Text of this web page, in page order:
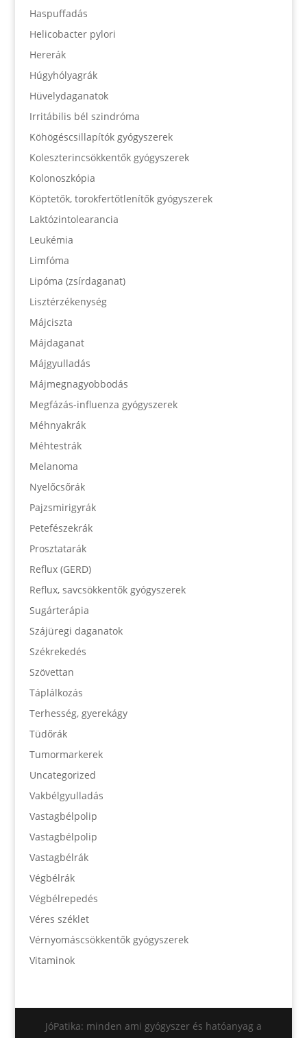
Haspuffadás
Helicobacter pylori
Hererák
Húgyhólyagrák
Hüvelydaganatok
Irritábilis bél szindróma
Köhögéscsillapítók gyógyszerek
Koleszterincsökkentők gyógyszerek
Kolonoszkópia
Köptetők, torokfertőtlenítők gyógyszerek
Laktózintolearancia
Leukémia
Limfóma
Lipóma (zsírdaganat)
Lisztérzékenység
Májciszta
Májdaganat
Májgyulladás
Májmegnagyobbodás
Megfázás-influenza gyógyszerek
Méhnyakrák
Méhtestrák
Melanoma
Nyelőcsőrák
Pajzsmirigyrák
Petefészekrák
Prosztatarák
Reflux (GERD)
Reflux, savcsökkentők gyógyszerek
Sugárterápia
Szájüregi daganatok
Székrekedés
Szövettan
Táplálkozás
Terhesség, gyerekágy
Tüdőrák
Tumormarkerek
Uncategorized
Vakbélgyulladás
Vastagbélpolip
Vastagbélpolip
Vastagbélrák
Végbélrák
Végbélrepedés
Véres széklet
Vérnyomáscsökkentők gyógyszerek
Vitaminok
JóPatika: minden ami gyógyszer és hatóanyag a